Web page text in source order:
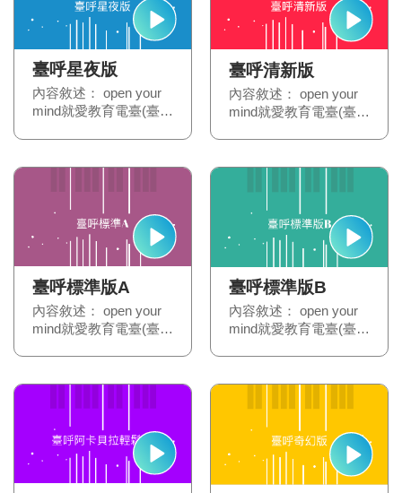
臺呼星夜版
內容敘述： open your
mind就愛教育電臺(臺呼
臺呼清新版
內容敘述： open your
mind就愛教育電臺(臺呼
臺呼標準版A
內容敘述： open your
mind就愛教育電臺(臺呼
臺呼標準版B
內容敘述： open your
mind就愛教育電臺(臺呼